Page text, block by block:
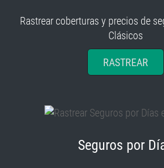
Rastrear coberturas y precios de
Clásicos
RASTREAR
Seguros por